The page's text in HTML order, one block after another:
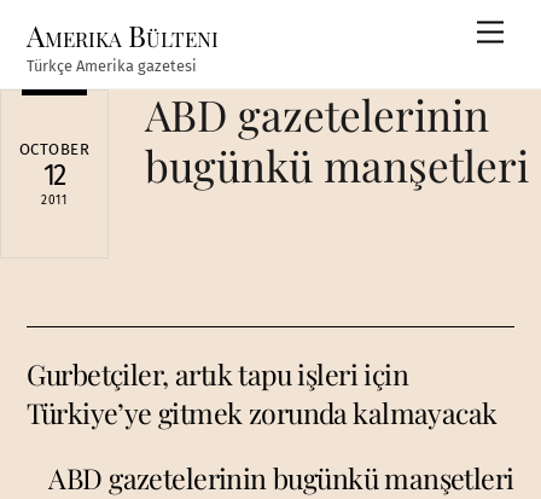
content
Amerika Bülteni
Türkçe Amerika gazetesi
OCTOBER
12
2011
ABD gazetelerinin
bugünkü manşetleri
Gurbetçiler, artık tapu işleri için
Türkiye’ye gitmek zorunda kalmayacak
ABD gazetelerinin bugünkü manşetleri